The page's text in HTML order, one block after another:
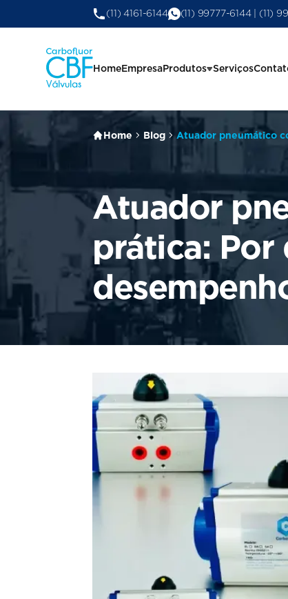
(11) 4161-6144 (11) 99777-6144 | (11)
Home Empresa Produtos Serviços
Home Blog Atuador pneumático
Atuador
prática: Por